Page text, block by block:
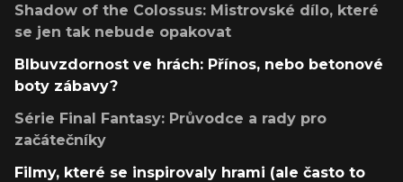
Shadow of the Colossus: Mistrovské dílo, které
se jen tak nebude opakovat
Blbuvzdornost ve hrách: Přínos, nebo betonové
boty zábavy?
Série Final Fantasy: Průvodce a rady pro
začátečníky
Filmy, které se inspirovaly hrami (ale často to